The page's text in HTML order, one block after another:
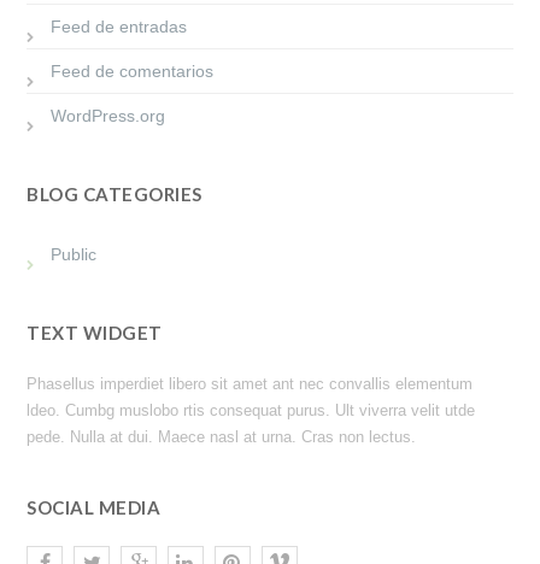
Feed de entradas
Feed de comentarios
WordPress.org
BLOG CATEGORIES
Public
TEXT WIDGET
Phasellus imperdiet libero sit amet ant nec convallis elementum
ldeo. Cumbg muslobo rtis consequat purus. Ult viverra velit utde
pede. Nulla at dui. Maece nasl at urna. Cras non lectus.
SOCIAL MEDIA